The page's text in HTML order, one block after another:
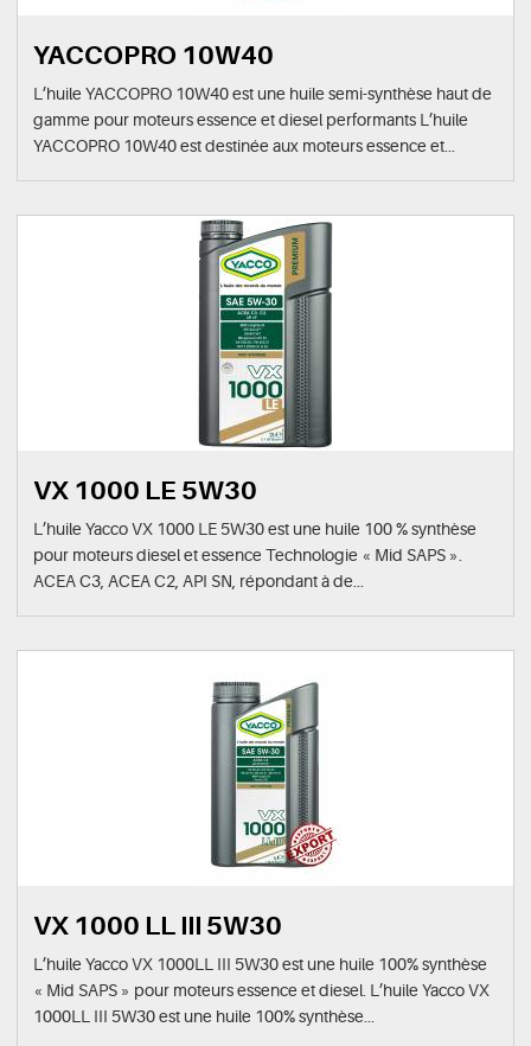
YACCOPRO 10W40
L’huile YACCOPRO 10W40 est une huile semi-synthèse haut de
gamme pour moteurs essence et diesel performants L’huile
YACCOPRO 10W40 est destinée aux moteurs essence et...
VX 1000 LE 5W30
L’huile Yacco VX 1000 LE 5W30 est une huile 100 % synthèse
pour moteurs diesel et essence Technologie « Mid SAPS ».
ACEA C3, ACEA C2, API SN, répondant à de...
VX 1000 LL III 5W30
L’huile Yacco VX 1000LL III 5W30 est une huile 100% synthèse
« Mid SAPS » pour moteurs essence et diesel. L’huile Yacco VX
1000LL III 5W30 est une huile 100% synthèse...